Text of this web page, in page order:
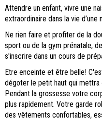
Attendre un enfant, vivre une
extraordinaire dans la vie d’une
Ne rien faire et profiter de la
sport ou de la gym prénatale,
s'inscrire dans un cours de
Etre enceinte et être belle!
dégoter le petit haut qui mettra
Pendant la grossesse votre
plus rapidement. Votre garde
des vêtements confortables,